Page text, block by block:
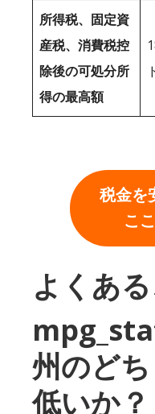
所得税、固定資
産税、消費税控
除後の可処分所
得の最高額
税金を
こ
よくあ
州のど
低いか？